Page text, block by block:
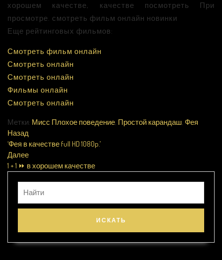
хорошем качестве, качестве посмотреть При
просмотре. смотреть фильм онлайн новинки
Еще рейтинговых фильмов:
Смотреть фильм онлайн
Смотреть онлайн
Смотреть онлайн
Фильмы онлайн
Смотреть онлайн
Метки: Мисс Плохое поведение, Простой карандаш, Фея
Назад
‘Фея в качестве full HD 1080p.’
Далее
1 + 1 ⏩ в хорошем качестве